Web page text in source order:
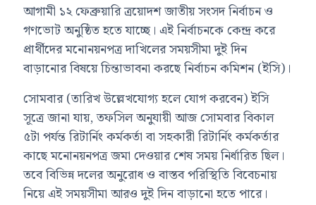
আগামী ১২ ফেব্রুয়ারি ত্রয়োদশ জাতীয় সংসদ নির্বাচন ও
গণভোট অনুষ্ঠিত হতে যাচ্ছে। এই নির্বাচনকে কেন্দ্র করে
প্রার্থীদের মনোনয়নপত্র দাখিলের সময়সীমা দুই দিন
বাড়ানোর বিষয়ে চিন্তাভাবনা করছে নির্বাচন কমিশন (ইসি)।
সোমবার (তারিখ উল্লেখযোগ্য হলে যোগ করবেন) ইসি
সূত্রে জানা যায়, তফসিল অনুযায়ী আজ সোমবার বিকাল
৫টা পর্যন্ত রিটার্নিং কর্মকর্তা বা সহকারী রিটার্নিং কর্মকর্তার
কাছে মনোনয়নপত্র জমা দেওয়ার শেষ সময় নির্ধারিত ছিল।
তবে বিভিন্ন দলের অনুরোধ ও বাস্তব পরিস্থিতি বিবেচনায়
নিয়ে এই সময়সীমা আরও দুই দিন বাড়ানো হতে পারে।